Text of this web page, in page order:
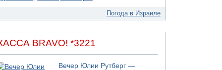
Бывший посол Израиля в ООН Гилад Эрдан
партии
05.08.2026 13:49
севере Израиля на берег выбросило тело
Погода в Израиле
BRAVO! *3221
Вечер Юлии Рутберг —